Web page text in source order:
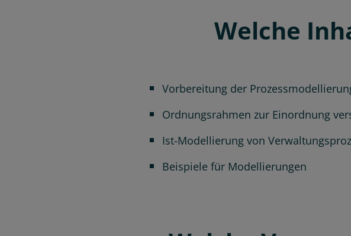
Welche
Vorbereitung der
Ordnungsrahmen zur Einordnung
Ist-Modellierung von
Beispiele für Modellierungen